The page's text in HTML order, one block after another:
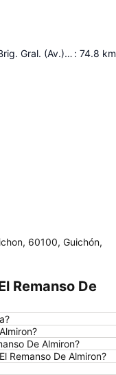
Aeropuerto Internacional de Paysandu "Brig. Gral. (Av.) Tydeo Larre Borges" : 74.8 km
60100, Guichón,
Remanso De
De Almiron?
Remanso De Almiron?